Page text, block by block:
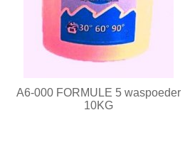
A6-000 FORMULE 5 waspoeder
10KG